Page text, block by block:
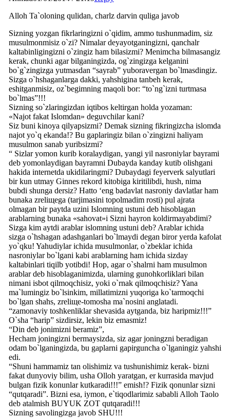
Alloh Ta`oloning qulidan, charlz darvin quliga javob
Sizning yozgan fikrlaringizni o`qidim, ammo tushunmadim, siz
musulmonmisiz o`zi? Nimalar deyayotganingizni, qanchalr
kaltabinligingizni o`zingiz ham bilasizmi? Menimcha bilmasangiz
kerak, chunki agar bilganingizda, og`zingizga kelganini
bo`g`zingizga yutmasdan “sayrab” yuboravergan bo`lmasdingiz.
Sizga o`hshaganlarga dakki, yahshigina tanbeh kerak,
eshitganmisiz, oz`begimning maqoli bor: “to`ng`izni turtmasa
bo`lmas”!!!
Sizning so`zlaringizdan iqtibos keltirgan holda yozaman:
«Najot fakat Islomdan» deguvchilar kani?
Siz buni kinoya qilyapsizmi? Demak sizning fikringizcha islomda
najot yo`q ekanda!? Bu gaplaringiz bilan o`zingizni haliyam
musulmon sanab yuribsizmi?
“ Sizlar yomon kurib koralaydigan, yangi yil nasroniylar bayrami
deb yomonlaydigan bayramni Dubayda kanday kutib olishgani
hakida internetda ukidilaringmi? Dubaydagi feyerverk salyutlari
bir kun utmay Ginnes rekord kitobiga kiritilibdi, hush, nima
bubdi shunga dersiz? Hatto ‘eng badavlat nasroniy davlatlar ham
bunaka zreliщega (tarjimasini topolmadim rosti) pul ajrata
olmagan bir paytda uzini Islomning ustuni deb hisoblagan
arablarning bunaka «sahovat»i Sizni hayron koldirmayabdimi?
Sizga kim aytdi arablar islomning ustuni deb? Arablar ichida
sizga o`hshagan adashganlari bo`lmaydi degan biror yerda kafolat
yo`qku! Yahudiylar ichida musulmonlar, o`zbeklar ichida
nasroniylar bo`lgani kabi arablarning ham ichida sizday
kaltabinlari tiqilb yotibdi! Hop, agar o`shalrni ham musulmon
arablar deb hisoblaganimizda, ularning gunohkorliklari bilan
nimani isbot qilmoqchisiz, yoki o`rnak qilmoqchisiz? Yana
ma`lumingiz bo`lsinkim, millatimizni yuqoriga ko`tarmoqchi
bo`lgan shahs, zreliщe-tomosha ma`nosini anglatadi.
“zamonaviy toshkenliklar shevasida aytganda, biz haripmiz!!!”
O`sha “harip” sizdirsiz, lekin biz emasmiz!
“Din deb jonimizni beramiz”,
Hecham joningizni bermaysizda, siz agar joningzni beradigan
odam bo`lganingizda, bu gaplarni gapirguncha o`lganingiz yahshi
edi.
“Shuni hammamiz tan olishimiz va tushunishimiz kerak- bizni
fakat dunyoviy bilim, usha Olloh yaratgan, er kurrasida mavjud
bulgan fizik konunlar kutkaradi!!!” emish!? Fizik qonunlar sizni
“qutqaradi”. Bizni esa, iymon, e`tiqodlarimiz sababli Alloh Taolo
deb atalmish BUYUK ZOT qutqaradi!!!
Sizning savolingizga javob SHU!!!